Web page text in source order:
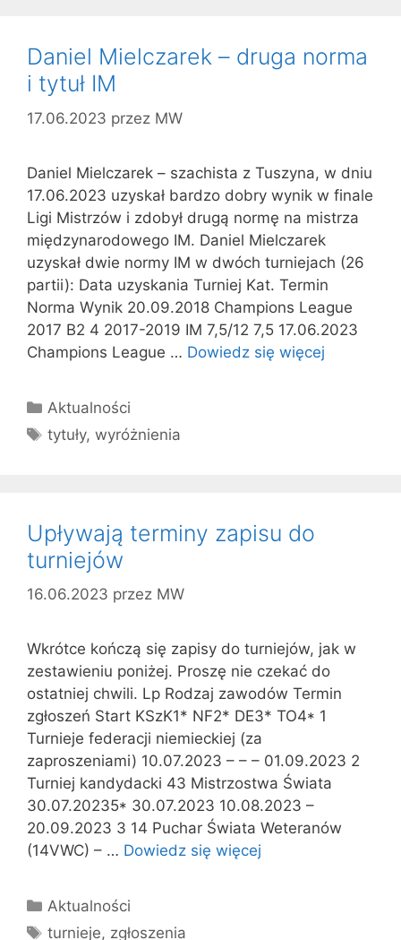
Daniel Mielczarek – druga norma
i tytuł IM
17.06.2023 przez MW
Daniel Mielczarek – szachista z Tuszyna, w dniu
17.06.2023 uzyskał bardzo dobry wynik w finale
Ligi Mistrzów i zdobył drugą normę na mistrza
międzynarodowego IM. Daniel Mielczarek
uzyskał dwie normy IM w dwóch turniejach (26
partii): Data uzyskania Turniej Kat. Termin
Norma Wynik 20.09.2018 Champions League
2017 B2 4 2017-2019 IM 7,5/12 7,5 17.06.2023
Champions League … Dowiedz się więcej
Kategorie
Aktualności
Tagi
tytuły,wyróżnienia
Upływają terminy zapisu do
turniejów
16.06.2023 przez MW
Wkrótce kończą się zapisy do turniejów, jak w
zestawieniu poniżej. Proszę nie czekać do
ostatniej chwili. Lp Rodzaj zawodów Termin
zgłoszeń Start KSzK1* NF2* DE3* TO4* 1
Turnieje federacji niemieckiej (za
zaproszeniami) 10.07.2023 – – – 01.09.2023 2
Turniej kandydacki 43 Mistrzostwa Świata
30.07.20235* 30.07.2023 10.08.2023 –
20.09.2023 3 14 Puchar Świata Weteranów
(14VWC) – … Dowiedz się więcej
Kategorie
Aktualności
Tagi
turnieje, zgłoszenia